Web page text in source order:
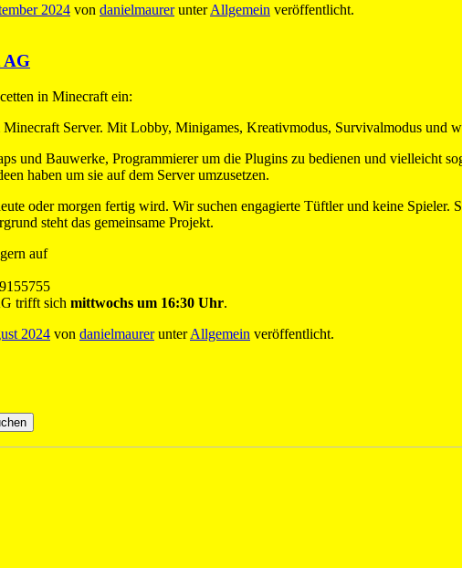
2024 von danielmaurerunterAllgemein veröffentlicht.
AG
in Minecraft ein:
Minecraft Server. Mit Lobby, Minigames, Kreativmodus, Survivalmodus und
und Bauwerke, Programmierer um die Plugins zu bedienen und vielleicht
haben um sie auf dem Server umzusetzen.
oder morgen fertig wird. Wir suchen engagierte Tüftler und keine
steht das gemeinsame Projekt.
auf
trifft sich mittwochs um 16:30 Uhr.
2024 von danielmaurerunterAllgemein veröffentlicht.